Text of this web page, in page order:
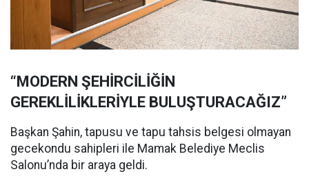
“MODERN ŞEHİRCİLİĞİN
GEREKLİLİKLERİYLE BULUŞTURACAĞIZ”
Başkan Şahin, tapusu ve tapu tahsis belgesi olmayan
gecekondu sahipleri ile Mamak Belediye Meclis
Salonu’nda bir araya geldi.